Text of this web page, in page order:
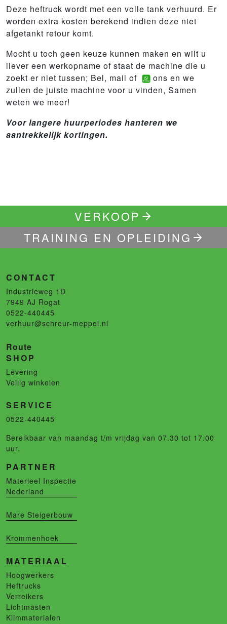
Deze heftruck wordt met een volle tank verhuurd. Er
worden extra kosten berekend indien deze niet
afgetankt retour komt.
Mocht u toch geen keuze kunnen maken en wilt u
liever een werkopname of staat de machine die u
zoekt er niet tussen; Bel, mail of
ons en we
zullen de juiste machine voor u vinden, Samen
weten we meer!
Voor langere huurperiodes hanteren we
aantrekkelijk kortingen.
VERKOOP
TRAINING EN OPLEIDING
CONTACT
Industrieweg 1D
7949 AJ Rogat
0522-440445
verhuur@schreur-meppel.nl
Route
MATERIAAL
Hoogwerkers
Heftrucks
Verreikers
Lichtmasten
Klimmaterialen
SHOP
Levering
Veilig winkelen
SERVICE
0522-440445
Bereikbaar van maandag t/m vrijdag van 07.30 tot 17.00
uur.
PARTNER
Materieel Inspectie
Nederland
Mare Steigerbouw
Krommenhoek